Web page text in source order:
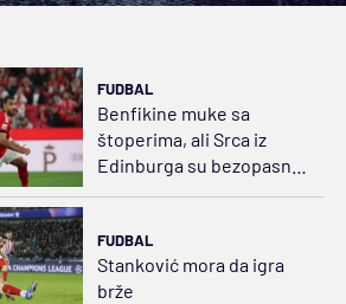
FUDBAL
Benfikine muke sa
štoperima, ali Srca iz
Edinburga su bezopasna
FUDBAL
Stanković mora da igra
brže